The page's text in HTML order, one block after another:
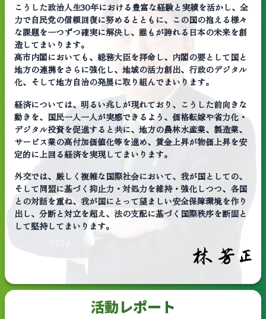
こうした政治人生30年における豊富な経験と実績を活かし、全
力で自民党の信頼回復に努めるとともに、この国の抱える様々
な課題を一つずつ確実に解決し、誰もが誇れる日本の未来を創
造してまいります。
高市内閣においても、総務大臣を拝命し、内閣の要として国と
地方の連携をさらに強化し、地域の活力創出、行政のデジタル
化、そして地方自治の発展に取り組んでまいります。
経済については、明るい兆しが現れており、こうした前向きな
動きを、国民一人一人が実感できるよう、価格転嫁や省力化・
デジタル投資を促進すると共に、地方の農林水産業、製造業、
サービス業の高付加価値化等を進め、賃金上昇が物価上昇を安
定的に上回る経済を実現してまいります。
外交では、厳しく複雑な国際社会において、我が国としての、
そして同盟に基づく抑止力・対処力を維持・強化しつつ、各国
との対話を重ね、我が国にとって望ましい安全保障環境を作り
出し、分断と対立を超え、法の支配に基づく国際秩序を断固と
して堅持してまいります。
活動レポート